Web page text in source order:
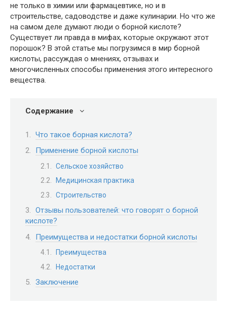
не только в химии или фармацевтике, но и в
строительстве, садоводстве и даже кулинарии. Но что же
на самом деле думают люди о борной кислоте?
Существует ли правда в мифах, которые окружают этот
порошок? В этой статье мы погрузимся в мир борной
кислоты, рассуждая о мнениях, отзывах и
многочисленных способы применения этого интересного
вещества.
Содержание
Что такое борная кислота?
Применение борной кислоты
Сельское хозяйство
Медицинская практика
Строительство
Отзывы пользователей: что говорят о борной
кислоте?
Преимущества и недостатки борной кислоты
Преимущества
Недостатки
Заключение